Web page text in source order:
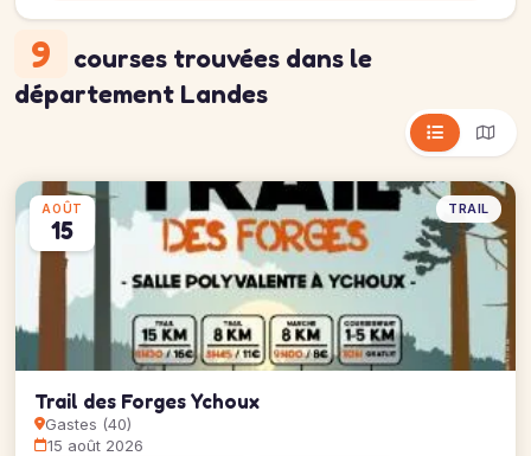
9 courses trouvées dans le
département Landes
AOÛT
15
TRAIL
Trail des Forges Ychoux
Gastes (40)
15 août 2026